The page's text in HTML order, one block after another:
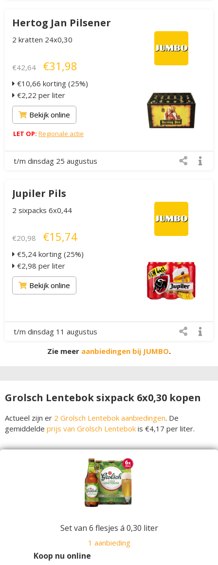
Hertog Jan Pilsener
2 kratten 24x0,30
€42,64 €31,98
€10,66 korting (25%)
€2,22 per liter
Bekijk online
t/m dinsdag 25 augustus
LET OP: Regionale actie
Jupiler Pils
2 sixpacks 6x0,44
€20,98 €15,74
€5,24 korting (25%)
€2,98 per liter
Bekijk online
t/m dinsdag 11 augustus
Zie meer aanbiedingen bij JUMBO.
Grolsch Lentebok sixpack 6x0,30 kopen
Actueel zijn er 2 Grolsch Lentebok aanbiedingen. De
gemiddelde prijs van Grolsch Lentebok is €4,17 per liter.
Set van 6 flesjes á 0,30 liter
1 aanbieding
Koop nu online